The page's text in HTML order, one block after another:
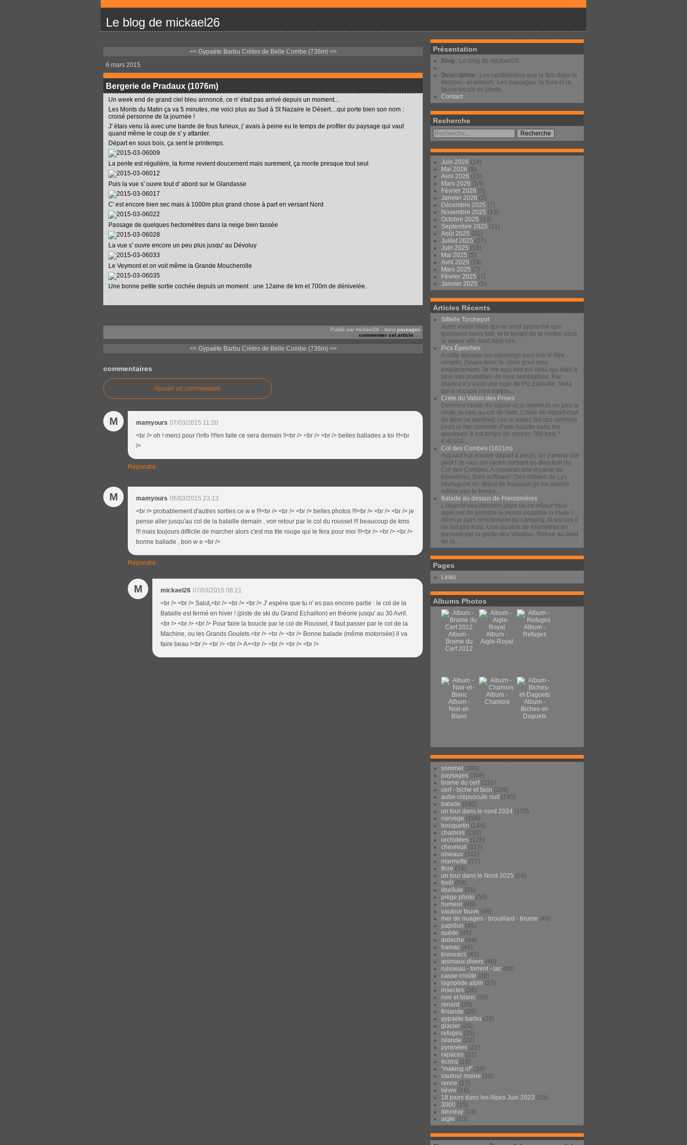
Le blog de mickael26
<< Gypaète Barbu Crètes de Belle Combe (736m) >>
6 mars 2015
Bergerie de Pradaux (1076m)
Un week end de grand ciel bleu annoncé, ce n' était pas arrivé depuis un moment...
Les Monts du Matin ça va 5 minutes, me voici plus au Sud à St Nazaire le Désert....qui porte bien son nom :
croisé personne de la journée !
J' étais venu là avec une bande de fous furieux, j' avais à peine eu le temps de profiter du paysage qui vaut
quand même le coup de s' y attarder.
Départ en sous bois, ça sent le printemps.
La pente est régulière, la forme revient doucement mais surement, ça monte presque tout seul
Puis la vue s' ouvre tout d' abord sur le Glandasse
C' est encore bien sec mais à 1000m plus grand chose à part en versant Nord
Passage de quelques hectomètres dans la neige bien tassée
La vue s' ouvre encore un peu plus jusqu' au Dévoluy
Le Veymont et on voit même la Grande Moucherolle
Une bonne petite sortie cochée depuis un moment : une 12aine de km et 700m de dénivelée.
Publié par mickael26 - dans paysages
commenter cet article
<< Gypaète Barbu Crètes de Belle Combe (736m) >>
commentaires
Ajouter un commentaire
M mamyours 07/03/2015 11:20
<br /> oh ! merci pour l'info !!!!en faite ce sera demain !!<br /> <br /> <br /> belles ballades a toi !!!<br
/>
Répondre
M mamyours 06/03/2015 23:13
<br /> probablement d'autres sorties ce w e !!!<br /> <br /> <br /> belles photos !!!<br /> <br /> <br /> je
pense aller jusqu'au col de la bataille demain , voir retour par le col du rousset !!! beaucoup de kms
!!! mais toujours difficile de marcher alors c'est ma tite rouge qui le fera pour moi !!!<br /> <br /> <br />
bonne ballade , bon w e <br />
Répondre
M mickael26 07/03/2015 08:21
<br /> <br /> Salut,<br /> <br /> <br /> J' espère que tu n' es pas encore partie : le col de la
Bataille est fermé en hiver ! (piste de ski du Grand Echaillon) en théorie jusqu' au 30 Avril.
<br /> <br /> <br /> Pour faire la boucle par le col de Rousset, il faut passer par le col de la
Machine, ou les Grands Goulets.<br /> <br /> <br /> Bonne balade (même motorisée) il va
faire beau !<br /> <br /> <br /> A+<br /> <br /> <br /> <br />
Présentation
Blog : Le blog de mickael26
Description : Les randonnées que je fais dans le
Vercors...et ailleurs. Les paysages, la flore et la
faune locale en photo.
Contact
Recherche
Juin 2026 (14)
Mai 2026 (9)
Avril 2026 (15)
Mars 2026 (14)
Février 2026 (5)
Janvier 2026 (2)
Décembre 2025 (7)
Novembre 2025 (13)
Octobre 2025 (13)
Septembre 2025 (11)
Août 2025 (31)
Juillet 2025 (27)
Juin 2025 (18)
Mai 2025 (5)
Avril 2025 (16)
Mars 2025 (7)
Février 2025 (7)
Janvier 2025 (5)
Articles Récents
Sittelle Torchepot
Autre voisin mais qui ne s'est approché que
quelques rares fois, et le temps de la mettre dans
le viseur elle était déjà loin.
Pics Épeiches
A cette époque les campings sont loin d' être
remplis, j'avais donc le choix pour mon
emplacement. Je me suis mis sur celui qui était le
plus loin possibles de mes semblables. Par
chance il y avait une loge de Pic Epeiche. Voilà
qui a occupé mes matins...
Crète du Vallon des Prises
Dernière rando du séjour et je reprends un peu la
route, je vais au col de Vars. L'idée de départ était
de faire un sommet, j'en ai assez fait ces derniers
jours je me contente d'une balade dans les
alentours. Il est temps de rentrer, 766 kms *
6.4l/100...
Col des Combes (1621m)
Aujourd'hui encore départ à pieds, on y prend vite
goût ! Je vais sur l'autre versant en direction du
Col des Combes. A nouveau une dizaine de
kilomètres, bien suffisant ! Des milliers de Lys
Martagons en début de floraison (je ne prends
même pas le temps...
Balade au dessus de Freissinières
L'objectif des derniers jours de ce séjour haut
alpin est de prendre le moins possible la route !
Alors je pars directement du camping, là encore il
ne fait pas froid. Une dizaine de kilomètres en
passant par la grotte des Vaudois. Retour au bord
de la...
Pages
Links
Albums Photos
Album -
Brame du
Cerf 2012
Album -
Aigle-Royal
Album -
Refuges
Album -
Noir-et-
Blanc
Album -
Chamois
Album -
Biches-et-
Daguets
sommet (399)
paysages (359)
brame du cerf(231)
cerf - biche et faon (226)
aube crépuscule nuit (195)
balade (180)
un tour dans le nord 2024 (170)
norvège (156)
bouquetin (144)
chamois (130)
orchidées (126)
chevreuil (117)
oiseaux (102)
marmotte (77)
flore (74)
un tour dans le Nord 2025 (66)
forêt (59)
libellule (55)
piège photo (50)
humeur (46)
vautour fauve (46)
mer de nuages - brouillard - brume (45)
papillon (45)
suède (45)
ardèche (44)
hamac (44)
bivouacs (42)
animaux divers (40)
ruisseau - torrent - lac (40)
casse croûte (39)
lagopède alpin (37)
insectes (36)
noir et blanc (36)
renard (35)
finlande (29)
gypaète barbu (26)
glacier (25)
refuges (25)
islande (22)
pyrénées (22)
rapaces (22)
écrins (19)
"making of" (18)
vautour moine (18)
renne (17)
lièvre (16)
18 jours dans les Alpes Juin 2023 (15)
3000 (15)
dévoluy (14)
aigle (13)